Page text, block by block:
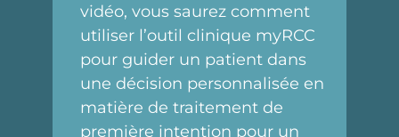
vidéo, vous saurez comment
utiliser l’outil clinique myRCC
pour guider un patient dans
une décision personnalisée en
matière de traitement de
première intention pour un